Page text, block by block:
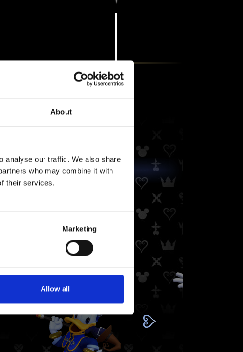
About
analyse our traffic. We also share
who may combine it with
their services.
Marketing
Allow all